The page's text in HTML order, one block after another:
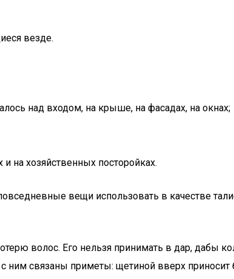
везде.
над входом, на крыше, на фасадах, на окнах;
на хозяйственных посторойках.
вещи использовать в качестве
волос. Его нельзя принимать в дар, дабы
ним связаны приметы: щетиной вверх приносит